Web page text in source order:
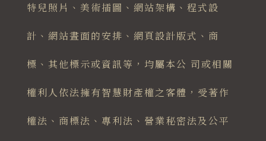
特兒照片、美術插圖、網站架構、程式設
計、網站晝面的安排、網頁設計版式、商
標、其他標示或資訊等，均屬本公 司或相關
權利人依法擁有智慧財產權之客體，受著作
權法、商標法、專利法、營業秘密法及公平